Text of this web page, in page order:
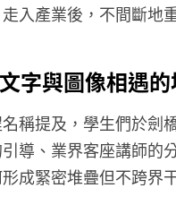
入產業後，不間斷地
字與圖像相遇
稱提及，學生們於劍
導、業界客座講師的
成緊密堆疊但不跨界